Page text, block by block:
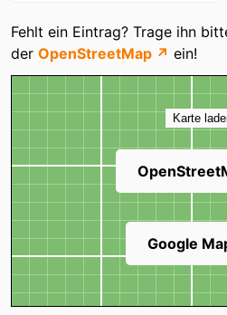
Kategorien
Fehlt ein Eintrag? Trage ihn
der OpenStreetMap ↗ ein!
Karte
Karte
Google